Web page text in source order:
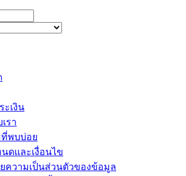
ะเงิน
รา
พบบ่อย
ดและเงื่อนไข
ความเป็นส่วนตัวของข้อมูล